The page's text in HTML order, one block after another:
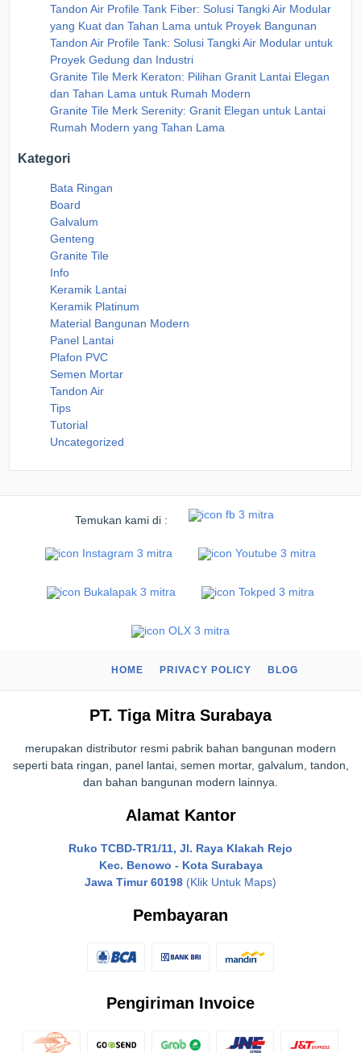
Tandon Air Profile Tank Fiber: Solusi Tangki Air Modular
yang Kuat dan Tahan Lama untuk Proyek Bangunan
Tandon Air Profile Tank: Solusi Tangki Air Modular untuk
Proyek Gedung dan Industri
Granite Tile Merk Keraton: Pilihan Granit Lantai Elegan
dan Tahan Lama untuk Rumah Modern
Granite Tile Merk Serenity: Granit Elegan untuk Lantai
Rumah Modern yang Tahan Lama
Kategori
Bata Ringan
Board
Galvalum
Genteng
Granite Tile
Info
Keramik Lantai
Keramik Platinum
Material Bangunan Modern
Panel Lantai
Plafon PVC
Semen Mortar
Tandon Air
Tips
Tutorial
Uncategorized
Temukan kami di :
HOME PRIVACY POLICY BLOG
PT. Tiga Mitra Surabaya
merupakan distributor resmi pabrik bahan bangunan modern
seperti bata ringan, panel lantai, semen mortar, galvalum, tandon,
dan bahan bangunan modern lainnya.
Alamat Kantor
Ruko TCBD-TR1/11, Jl. Raya Klakah Rejo
Kec. Benowo - Kota Surabaya
Jawa Timur 60198 (Klik Untuk Maps)
Pembayaran
Pengiriman Invoice